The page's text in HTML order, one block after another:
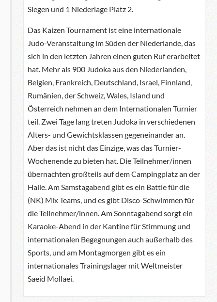
Siegen und 1 Niederlage Platz 2.
Das Kaizen Tournament ist eine internationale
Judo-Veranstaltung im Süden der Niederlande, das
sich in den letzten Jahren einen guten Ruf erarbeitet
hat. Mehr als 900 Judoka aus den Niederlanden,
Belgien, Frankreich, Deutschland, Israel, Finnland,
Rumänien, der Schweiz, Wales, Island und
Österreich nehmen an dem Internationalen Turnier
teil. Zwei Tage lang treten Judoka in verschiedenen
Alters- und Gewichtsklassen gegeneinander an.
Aber das ist nicht das Einzige, was das Turnier-
Wochenende zu bieten hat. Die Teilnehmer/innen
übernachten großteils auf dem Campingplatz an der
Halle. Am Samstagabend gibt es ein Battle für die
(NK) Mix Teams, und es gibt Disco-Schwimmen für
die Teilnehmer/innen. Am Sonntagabend sorgt ein
Karaoke-Abend in der Kantine für Stimmung und
internationalen Begegnungen auch außerhalb des
Sports, und am Montagmorgen gibt es ein
internationales Trainingslager mit Weltmeister
Saeid Mollaei.